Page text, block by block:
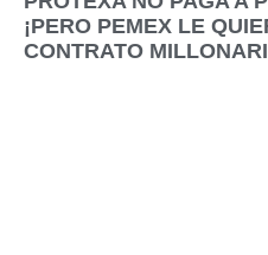
¡PERO PEMEX LE
CONTRATO